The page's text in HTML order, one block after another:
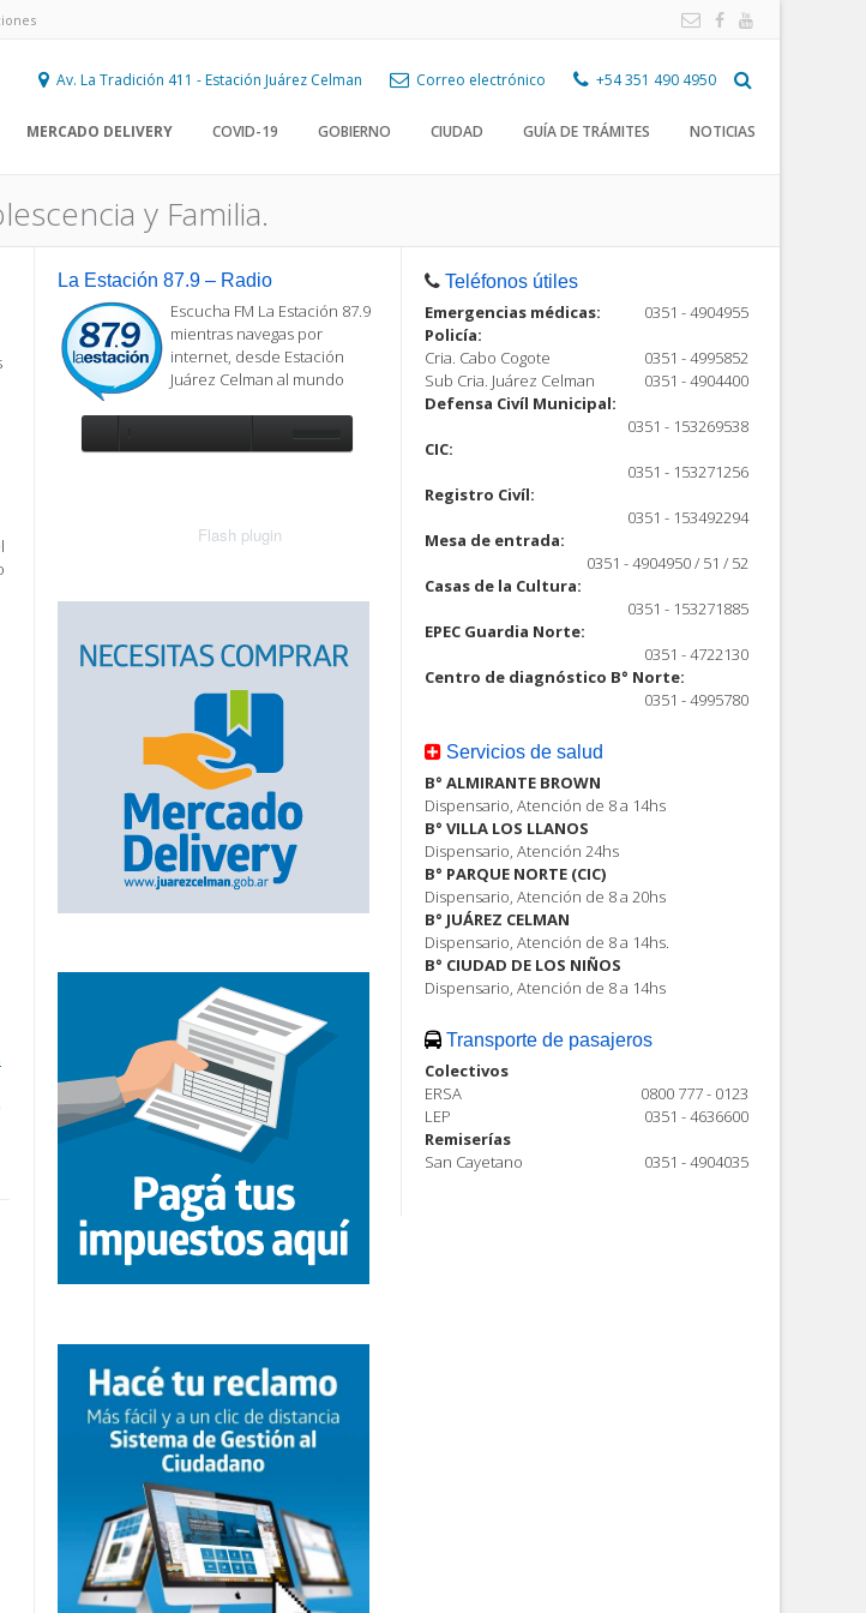
Av. La Tradición 411 - Estación Juárez Celman Correo electrónico +54 351 490 4950
MERCADO DELIVERY COVID-19 GOBIERNO CIUDAD GUÍA DE TRÁMITES NOTICIAS
y Familia.
La Estación 87.9 – Radio
Escucha FM La Estación 87.9
mientras navegas por
internet, desde Estación
Juárez Celman al mundo
Flash plugin
Teléfonos útiles
Emergencias médicas:
0351 - 4904955
Policía:
Cria. Cabo Cogote
0351 - 4995852
Sub Cria. Juárez Celman
0351 - 4904400
Defensa Civíl Municipal:
0351 - 153269538
CIC:
0351 - 153271256
Registro Civíl:
0351 - 153492294
Mesa de entrada:
0351 - 4904950 / 51 / 52
Casas de la Cultura:
0351 - 153271885
EPEC Guardia Norte:
0351 - 4722130
Centro de diagnóstico B° Norte:
0351 - 4995780
Servicios de salud
B° ALMIRANTE BROWN
Dispensario, Atención de 8 a 14hs
B° VILLA LOS LLANOS
Dispensario, Atención 24hs
B° PARQUE NORTE (CIC)
Dispensario, Atención de 8 a 20hs
B° JUÁREZ CELMAN
Dispensario, Atención de 8 a 14hs.
B° CIUDAD DE LOS NIÑOS
Dispensario, Atención de 8 a 14hs
Transporte de pasajeros
Colectivos
ERSA
0800 777 - 0123
LEP
0351 - 4636600
Remiserías
San Cayetano
0351 - 4904035